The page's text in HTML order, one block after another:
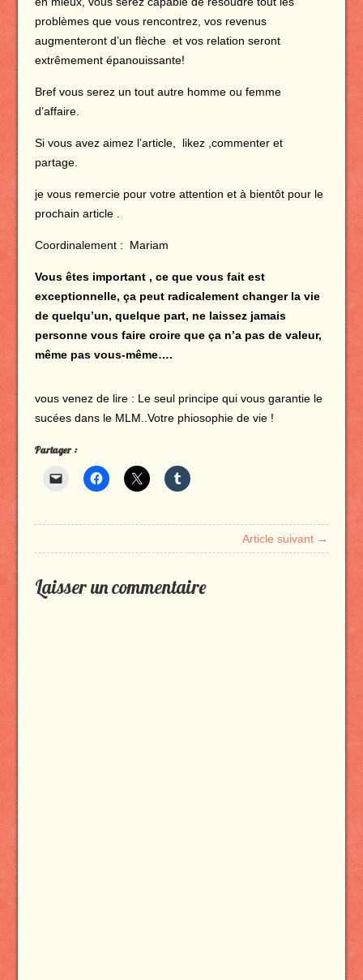
problèmes que vous rencontrez, vos revenus
augmenteront d’un flèche et vos relation seront
extrêmement épanouissante!
Bref vous serez un tout autre homme ou femme
d’affaire.
Si vous avez aimez l’article, likez ,commenter et
partage.
je vous remercie pour votre attention et à bientôt pour le
prochain article .
Coordinalement : Mariam
Vous êtes important , ce que vous fait est
exceptionnelle, ça peut radicalement changer la vie
de quelqu’un, quelque part, ne laissez jamais
personne vous faire croire que ça n’a pas de valeur,
même pas vous-même….
vous venez de lire : Le seul principe qui vous garantie le
sucées dans le MLM..Votre phiosophie de vie !
Partager :
Article suivant →
Laisser un commentaire